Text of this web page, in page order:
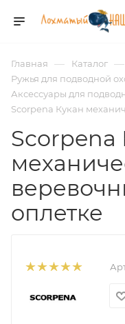
Главная — Каталог —
Ружья для подводной
Аксессуары для
Scorpena Кукан
Scorpena
оплетке